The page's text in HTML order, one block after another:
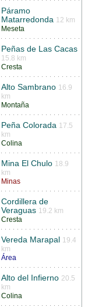
Páramo
Matarredonda 12 km
Meseta
Peñas de Las Cacas
15.8 km
Cresta
Alto Sambrano 16.9
km
Montaña
Peña Colorada 17.5
km
Colina
Mina El Chulo 18.9
km
Minas
Cordillera de
Veraguas 19.2 km
Cresta
Vereda Marapal 19.4
km
Área
Alto del Infierno 20.5
km
Colina